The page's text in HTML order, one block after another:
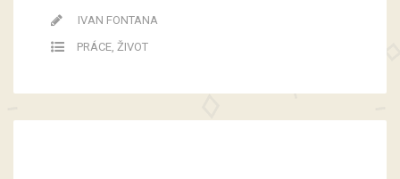
IVAN FONTANA
PRÁCE, ŽIVOT